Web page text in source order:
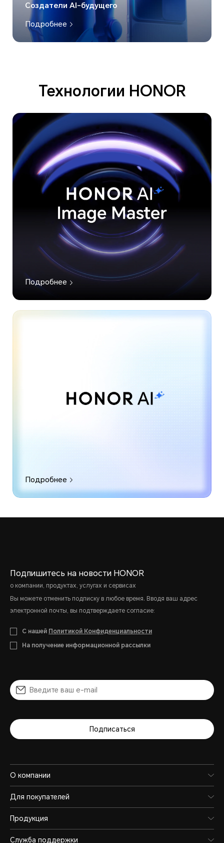
Создатели AI-будущего
Подробнее
Технологии HONOR
Подробнее
Подробнее
Подпишитесь на новости HONOR
о компании, продуктах, услугах и сервисах
Вы можете отменить подписку в любое время. Вводя ваш адрес
электронной почты, вы подтверждаете согласие:
С нашей Политикой Конфиденциальности
На получение информационной рассылки
Подписаться
О компании
Для покупателей
Продукция
Служба поддержки